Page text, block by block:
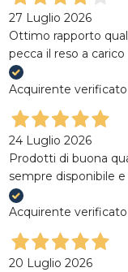
27 Luglio 2026
Ottimo rapporto
pecca il reso a
Acquirente verificato
24 Luglio 2026
Prodotti di buona
sempre disponibile e
Acquirente verificato
20 Luglio 2026